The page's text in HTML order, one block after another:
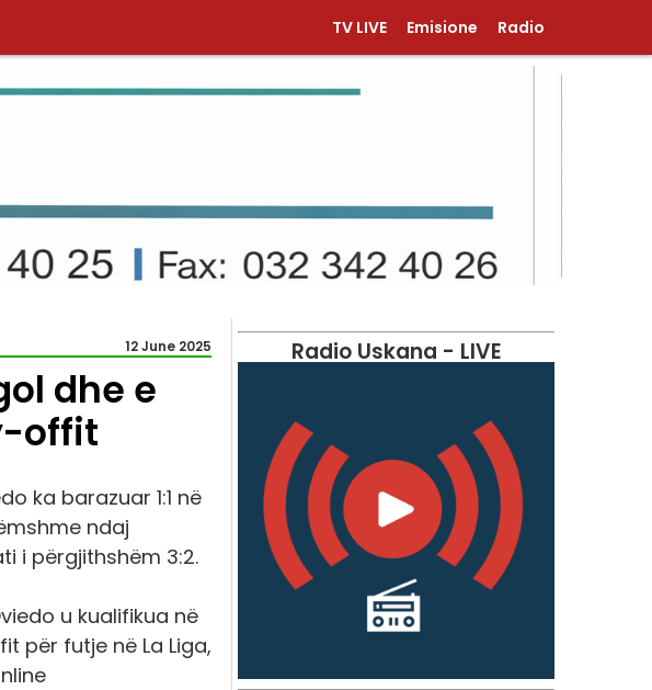
TV LIVE Emisione Radio
12 June 2025
dhe e
offit
ka barazuar 1:1 në
ndaj
i përgjithshëm 3:2.
u kualifikua në
për futje në La Liga,
Radio Uskana - LIVE